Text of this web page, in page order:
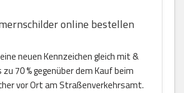
online bestellen
neuen Kennzeichen gleich mit &
70 % gegenüber dem Kauf beim
vor Ort am Straßenverkehrsamt.